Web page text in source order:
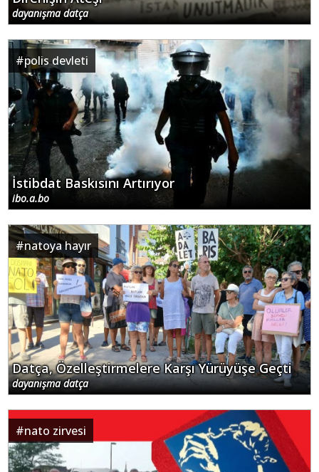
dayanışma datça
#polis devleti
İstibdat Baskısını Artırıyor
ibo.a.bo
#natoya hayır
Datça, Özelleştirmelere Karşı Yürüyüşe Geçti
dayanışma datça
#nato zirvesi